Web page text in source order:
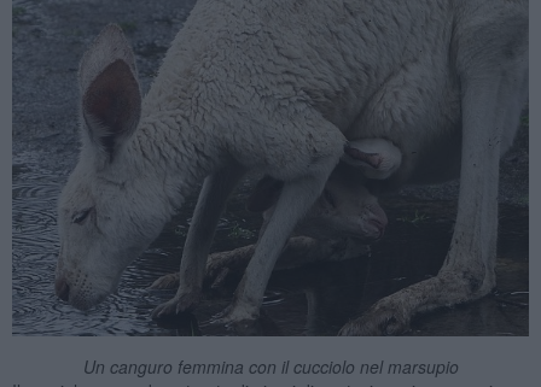
Un canguro femmina con il cucciolo nel marsupio